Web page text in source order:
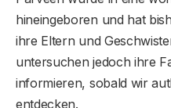
hineingeboren und hat
ihre Eltern und
untersuchen jedoch ihre
informieren, sobald wir
entdecken.